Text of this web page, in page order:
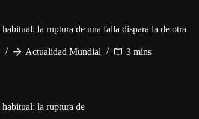
la ruptura de una falla dispara la de otra
Actualidad Mundial 3 mins
la ruptura de